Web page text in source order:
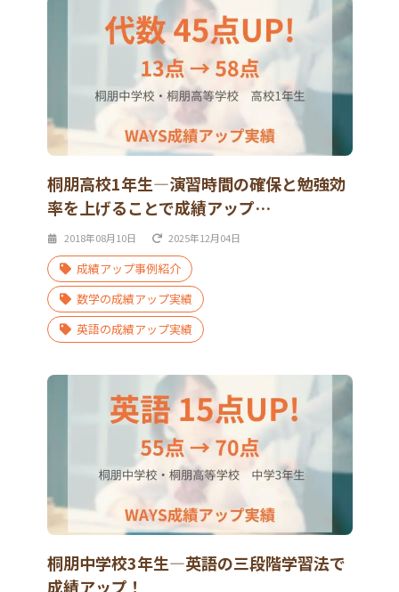
桐朋高校1年生―演習時間の確保と勉強効
率を上げることで成績アップ…
2018年08月10日 2025年12月04日
成績アップ事例紹介
数学の成績アップ実績
英語の成績アップ実績
桐朋中学校3年生―英語の三段階学習法で
成績アップ！